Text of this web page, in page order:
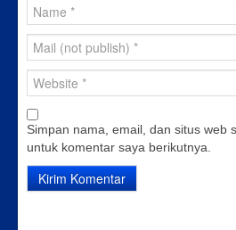
Simpan nama, email, dan situs web
untuk komentar saya berikutnya.